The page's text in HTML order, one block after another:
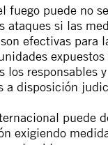
fuego puede no
ataques si las
efectivas para
los responsables
a disposición
puede
exigiendo